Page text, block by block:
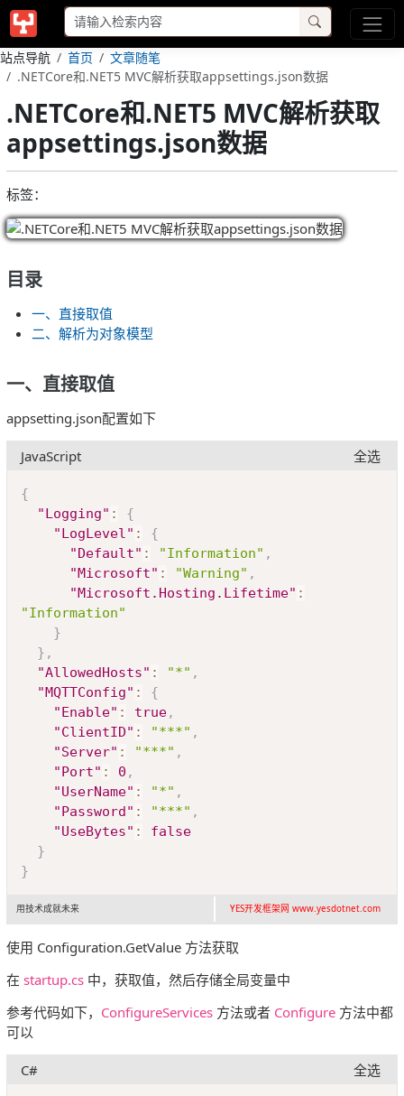
站点导航 首页
文章随笔
.NETCore和.NET5 MVC解析获取appsettings.json数据
.NETCore和.NET5 MVC解析获取
appsettings.json数据
标签：
目录
一、直接取值
二、解析为对象模型
一、直接取值
appsetting.json配置如下
JavaScript 全选
{
"Logging" :
{
"LogLevel" :
{
"Default" : "Information" ,
"Microsoft" : "Warning" ,
"Microsoft.Hosting.Lifetime" :
"Information"
}
} ,
"AllowedHosts" : "*" ,
"MQTTConfig" :
{
"Enable" : true,
"ClientID" : "***" ,
"Server" : "***" ,
"Port" : 0 ,
"UserName" : "*" ,
"Password" : "***" ,
"UseBytes" :
false
}
}
用技术成就未来 YES开发框架网 www.yesdotnet.com
使用 Configuration.GetValue 方法获取
在 startup.cs 中，获取值，然后存储全局变量中
参考代码如下， ConfigureServices 方法或者 Configure 方法中都
可以
C# 全选